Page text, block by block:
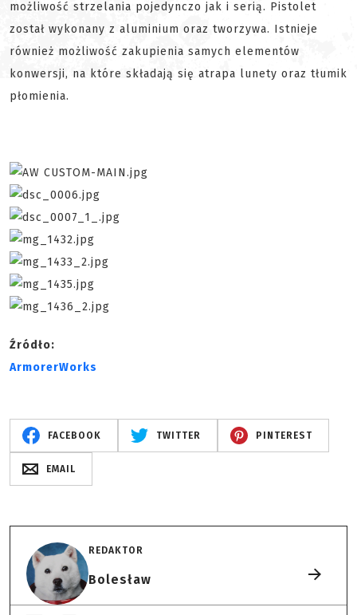
możliwość strzelania pojedynczo jak i serią. Pistolet
został wykonany z aluminium oraz tworzywa. Istnieje
również możliwość zakupienia samych elementów
konwersji, na które składają się atrapa lunety oraz tłumik
płomienia.
Źródło:
ArmorerWorks
FACEBOOK TWITTER PINTEREST
EMAIL
REDAKTOR
Bolesław